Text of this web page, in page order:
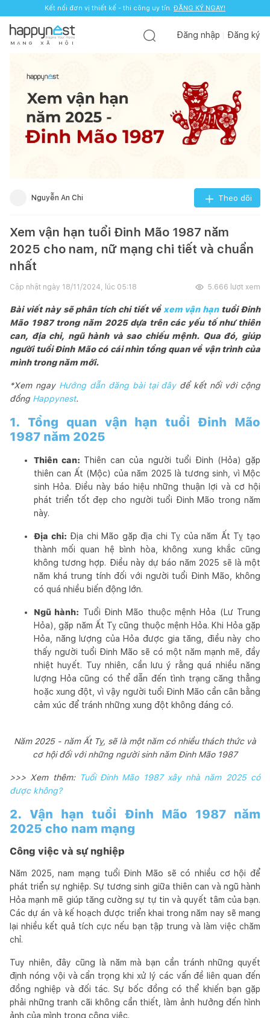
Kết nối đơn vị thiết kế - thi công uy tín. ĐĂNG KÝ NGAY!
M Ạ N G X Ã H Ộ I
Đăng nhập Đăng ký
Nguyễn An Chi Theo dõi
Xem vận hạn tuổi Đinh Mão 1987 năm
2025 cho nam, nữ mạng chi tiết và chuẩn
nhất
Cập nhật ngày 18/11/2024, lúc 05:18 5.666 lượt xem
Bài viết này sẽ phân tích chi tiết về xem vận hạntuổi Đinh
Mão 1987 trong năm 2025 dựa trên các yếu tố như thiên
can, địa chi, ngũ hành và sao chiếu mệnh. Qua đó, giúp
người tuổi Đinh Mão có cái nhìn tổng quan về vận trình của
mình trong năm mới.
*Xem ngay Hướng dẫn đăng bài tại đâyđể kết nối với cộng
đồng Happynest.
1. Tổng quan vận hạn tuổi Đinh Mão
1987 năm 2025
Thiên can: Thiên can của người tuổi Đinh (Hỏa) gặp
thiên can Ất (Mộc) của năm 2025 là tương sinh, vì Mộc
sinh Hỏa. Điều này báo hiệu những thuận lợi và cơ hội
phát triển tốt đẹp cho người tuổi Đinh Mão trong năm
này.
Địa chi: Địa chi Mão gặp địa chi Tỵ của năm Ất Tỵ tạo
thành mối quan hệ bình hòa, không xung khắc cũng
không tương hợp. Điều này dự báo năm 2025 sẽ là một
năm khá trung tính đối với người tuổi Đinh Mão, không
có quá nhiều biến động lớn.
Ngũ hành: Tuổi Đinh Mão thuộc mệnh Hỏa (Lư Trung
Hỏa), gặp năm Ất Tỵ cũng thuộc mệnh Hỏa. Khi Hỏa gặp
Hỏa, năng lượng của Hỏa được gia tăng, điều này cho
thấy người tuổi Đinh Mão sẽ có một năm mạnh mẽ, đầy
nhiệt huyết. Tuy nhiên, cần lưu ý rằng quá nhiều năng
lượng Hỏa cũng có thể dẫn đến tình trạng căng thẳng
hoặc xung đột, vì vậy người tuổi Đinh Mão cần cân bằng
cảm xúc để tránh những xung đột không đáng có.
Năm 2025 - năm Ất Tỵ, sẽ là một năm có nhiều thách thức và
cơ hội đối với những người sinh năm Đinh Mão 1987
>>> Xem thêm: Tuổi Đinh Mão 1987 xây nhà năm 2025 có
được không?
2. Vận hạn tuổi Đinh Mão 1987 năm
2025 cho nam mạng
Công việc và sự nghiệp
Năm 2025, nam mạng tuổi Đinh Mão sẽ có nhiều cơ hội để
phát triển sự nghiệp. Sự tương sinh giữa thiên can và ngũ hành
Hỏa mạnh mẽ giúp tăng cường sự tự tin và quyết tâm của bạn.
Các dự án và kế hoạch được triển khai trong năm nay sẽ mang
lại nhiều kết quả tích cực nếu bạn tập trung và làm việc chăm
chỉ.
Tuy nhiên, đây cũng là năm mà bạn cần tránh những quyết
định nóng vội và cẩn trọng khi xử lý các vấn đề liên quan đến
đồng nghiệp và đối tác. Sự bốc đồng có thể khiến bạn gặp
phải những tranh cãi không cần thiết, làm ảnh hưởng đến hình
ảnh của mình trong công việc.